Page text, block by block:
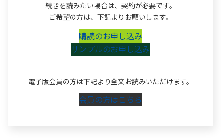
続きを読みたい場合は、契約が必要です。
ご希望の方は、下記よりお願いします。
購読のお申し込み
サンプルのお申し込み
電子版会員の方は下記より全文お読みいただけます。
会員の方はこちら